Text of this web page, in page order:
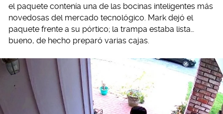
el paquete contenía una de las bocinas inteligentes más
novedosas del mercado tecnológico. Mark dejó el
paquete frente a su pórtico; la trampa estaba lista…
bueno, de hecho preparó varias cajas.